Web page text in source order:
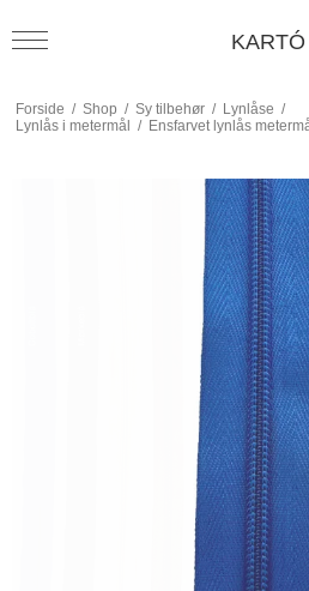
KARTÓ
Forside / Shop / Sy tilbehør / Lynlåse /
Lynlås i metermål / Ensfarvet lynlås